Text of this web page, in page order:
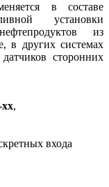
в составе
установки
из
в других системах
сторонних
,
входа